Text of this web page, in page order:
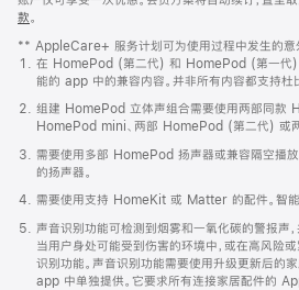
款。
窗
口
中
打
开)
** AppleCare+ 服务计划可为使用过程中发生的意
在 HomePod (第二代) 和 HomePod (第一代)
能的 app 中的兼容内容。并非所有内容都支持杜
组建 HomePod 立体声组合需要使用两部同款
HomePod mini、两部 HomePod (第二代) 或
需要使用多部 HomePod 扬声器或兼容隔空播
的扬声器。
需要使用支持 HomeKit 或 Matter 的配件。智能
声音识别功能可检测到烟雾和一氧化碳的警报声
当用户身处可能受到伤害的环境中，或在高风险
识别功能。声音识别功能需要使用升级更新后的
app 中单独提供。它要求所有连接家居配件的